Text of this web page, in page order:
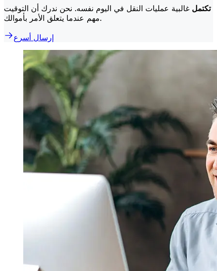
تكتمل غالبية عمليات النقل في اليوم نفسه. نحن ندرك أن التوقيت
مهم عندما يتعلق الأمر بأموالك.
إرسال أسرع